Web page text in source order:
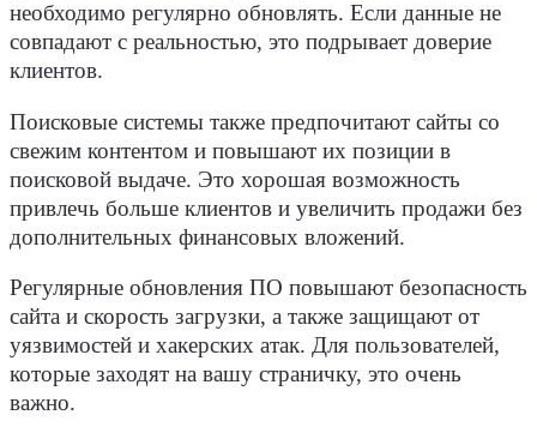
необходимо регулярно обновлять. Если данные не
совпадают с реальностью, это подрывает доверие
клиентов.
Поисковые системы также предпочитают сайты со
свежим контентом и повышают их позиции в
поисковой выдаче. Это хорошая возможность
привлечь больше клиентов и увеличить продажи без
дополнительных финансовых вложений.
Регулярные обновления ПО повышают безопасность
сайта и скорость загрузки, а также защищают от
уязвимостей и хакерских атак. Для пользователей,
которые заходят на вашу страничку, это очень
важно.